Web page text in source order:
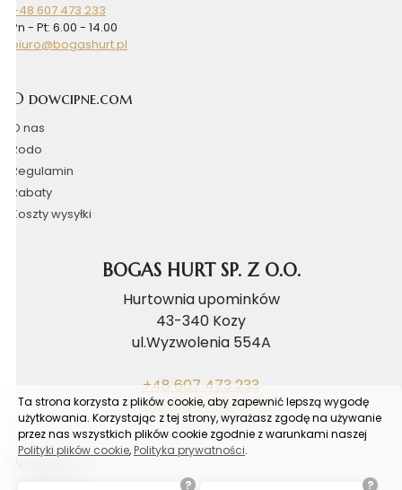
+48 607 473 233
Pn - Pt: 6.00 - 14.00
biuro@bogashurt.pl
O dowcipne.com
O nas
Rodo
Regulamin
Rabaty
Koszty wysyłki
BOGAS HURT SP. Z O.O.
Hurtownia upominków
43-340 Kozy
ul.Wyzwolenia 554A
+48 607 473 233
biuro@bogashurt.pl
Poradnik
Ta strona korzysta z plików cookie, aby zapewnić lepszą wygodę
użytkowania. Korzystając z tej strony, wyrażasz zgodę na używanie
przez nas wszystkich plików cookie zgodnie z warunkami naszej
Polityki plików cookie, Polityka prywatności.
? ?